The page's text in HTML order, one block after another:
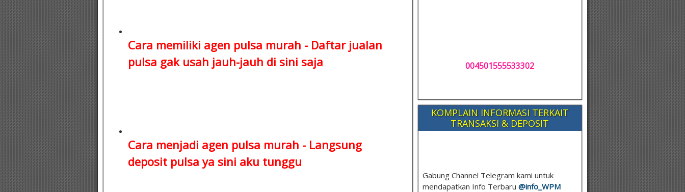
Cara memiliki agen pulsa murah - Daftar jualan
pulsa gak usah jauh-jauh di sini saja
Cara menjadi agen pulsa murah - Langsung
deposit pulsa ya sini aku tunggu
004501555533302
KOMPLAIN INFORMASI TERKAIT
TRANSAKSI & DEPOSIT
Gabung Channel Telegram kami untuk
mendapatkan Info Terbaru @info_ WPM